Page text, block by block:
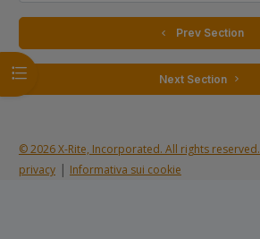
Apri indice del corso
  Prev Section
Next Section
© 2026 X-Rite, Incorporated. All rights reserved.
privacy| Informativa sui cookie